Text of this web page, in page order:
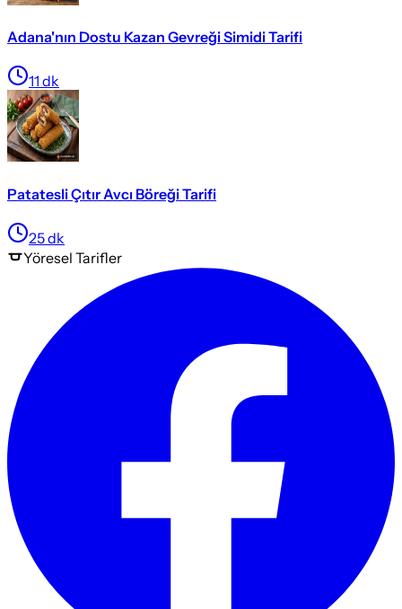
Adana'nın Dostu Kazan Gevreği Simidi Tarifi
11 dk
Patatesli Çıtır Avcı Böreği Tarifi
25dk
Yöresel Tarifler